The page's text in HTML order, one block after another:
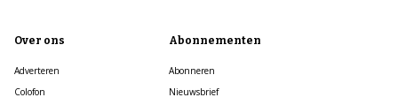
Over ons
Adverteren
Colofon
Abonnementen
Abonneren
Nieuwsbrief